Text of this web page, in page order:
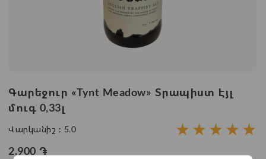
Գարեջուր «Tynt Meadow» Տրապիստ Էյլ
մուգ 0,33լ
Վարկանիշ : 5.0 ★
★
★
★
★
2.900 ֏